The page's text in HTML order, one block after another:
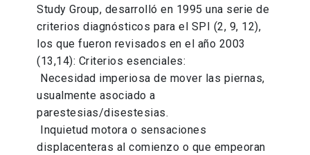
Study Group, desarrolló en 1995 una serie de
criterios diagnósticos para el SPI (2, 9, 12),
los que fueron revisados en el año 2003
(13,14): Criterios esenciales:
 Necesidad imperiosa de mover las piernas,
usualmente asociado a
parestesias/disestesias.
 Inquietud motora o sensaciones
displacenteras al comienzo o que empeoran